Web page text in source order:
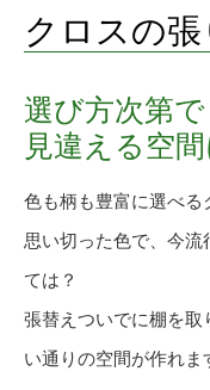
クロスの張
選び方次第で
見違える空間
色も柄も豊富に選べ
思い切った色で、今
ては？
張替えついでに棚を
い通りの空間が作れま